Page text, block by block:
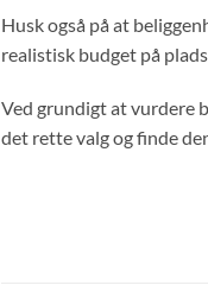
Husk også på at
realistisk budget på
Ved grundigt at vurdere
det rette valg og finde